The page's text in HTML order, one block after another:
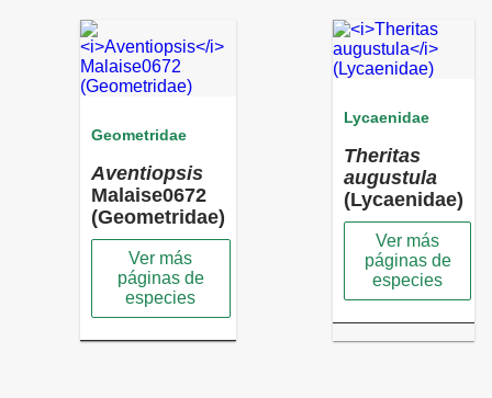
Geometridae
Aventiopsis
Malaise0672
(Geometridae)
Ver más
páginas de
especies
Lycaenidae
Theritas
augustula
(Lycaenidae)
Ver más
páginas de
especies